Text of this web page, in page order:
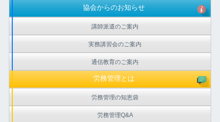
協会からのお知らせ
講師派遣のご案内
実務講習会のご案内
通信教育のご案内
労務管理とは
労務管理の知恵袋
労務管理Q&A